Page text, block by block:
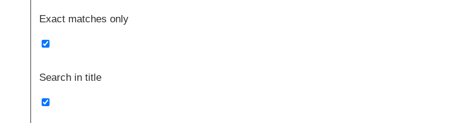
Exact matches only
Search in title